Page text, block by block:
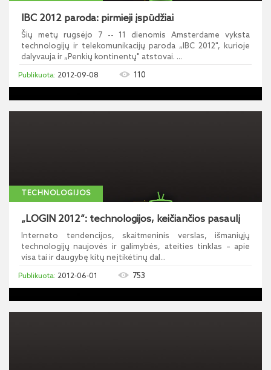
IBC 2012 paroda: pirmieji įspūdžiai
Šių metų rugsėjo 7 -- 11 dienomis Amsterdame vyksta
technologijų ir telekomunikacijų paroda „IBC 2012", kurioje
dalyvauja ir „Penkių kontinentų" atstovai. ...
2012-09-08 110
TECHNOLOGIJOS
„LOGIN 2012“: technologijos, keičiančios pasaulį
Interneto tendencijos, skaitmeninis verslas, išmaniųjų
technologijų naujovės ir galimybės, ateities tinklas – apie
visa tai ir daugybę kitų neįtikėtinų dal...
2012-06-01 753